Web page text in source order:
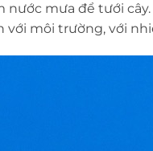
mưa để tưới
môi trường, với